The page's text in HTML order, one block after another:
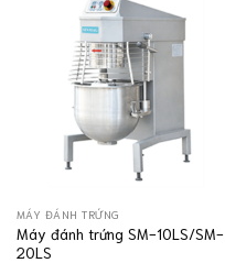
MÁY ĐÁNH TRỨNG
Máy đánh trứng SM-10LS/SM-
20LS